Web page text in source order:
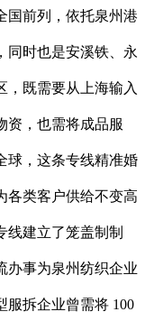
国前列，依托泉州港
同时也是安溪铁、永
，既需要从上海输入
资，也需将成品服
球，这条专线精准婚
各类客户供给不变高
线建立了笼盖制制
办事为泉州纺织企业
服拆企业曾需将 100